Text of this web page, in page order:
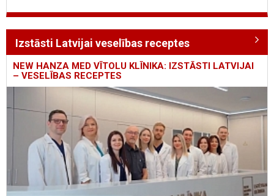
Izstāsti Latvijai veselības receptes
NEW HANZA MED VĪTOLU KLĪNIKA: IZSTĀSTI LATVIJAI
– VESELĪBAS RECEPTES